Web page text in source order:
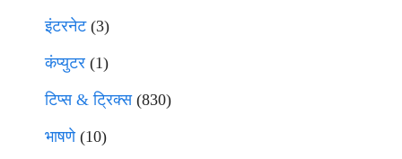
इंटरनेट(3)
कंप्युटर (1)
टिप्स & ट्रिक्स(830)
भाषणे(10)